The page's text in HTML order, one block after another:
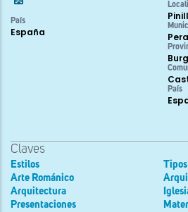
País
España
País
Claves
Estilos
Arte Románico
Arquitectura
Presentaciones